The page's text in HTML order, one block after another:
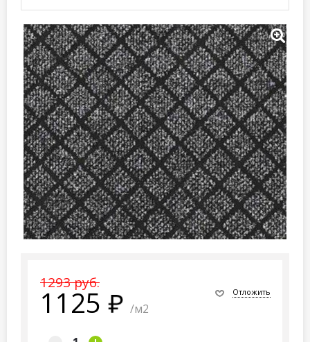
1293 руб.
1125 /м2
Отложить